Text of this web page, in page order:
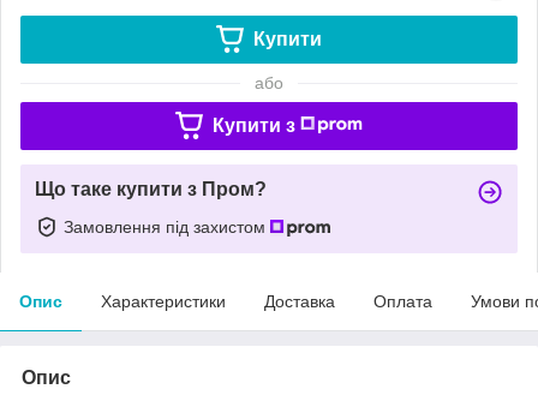
Купити
або
Купити з
Що таке купити з Пром?
Замовлення під захистом
Опис Характеристики Доставка Оплата Умови
Опис